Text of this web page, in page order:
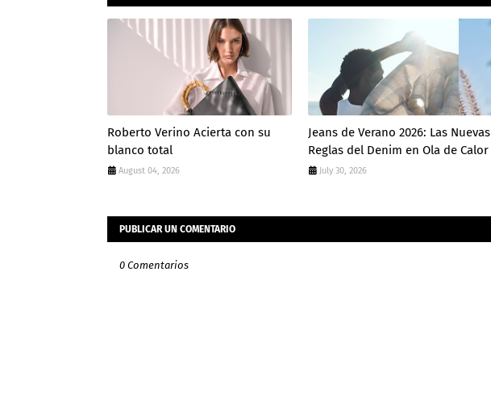
Roberto Verino Acierta con su
blanco total
August 04, 2026
Jeans de Verano 2026: Las Nuevas
Reglas del Denim en Ola de Calor
July 30, 2026
PUBLICAR UN COMENTARIO
0 Comentarios